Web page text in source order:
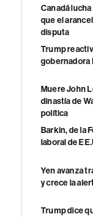
Canadá
que el
disputa
Trump
gobernadora
Muere John
dinastía de
política
Barkin, de la
laboral de
Yen avanza
y crece la
Trump dice